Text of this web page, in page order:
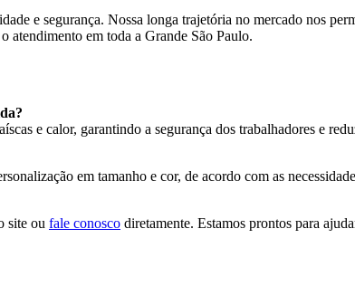
e segurança. Nossa longa trajetória no mercado nos
atendimento em toda a Grande São Paulo.
e calor, garantindo a segurança dos trabalhadores e
em tamanho e cor, de acordo com as
site ou fale conosco diretamente. Estamos prontos para